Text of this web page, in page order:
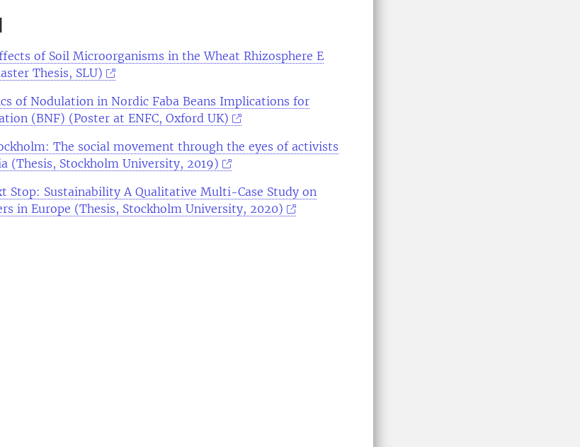
of Soil Microorganisms in the Wheat Rhizosphere E
Thesis, SLU)
of Nodulation in Nordic Faba Beans Implications for
(BNF) (Poster at ENFC, Oxford UK)
The social movement through the eyes of activists
(Thesis, Stockholm University, 2019)
Stop: Sustainability A Qualitative Multi-Case Study on
in Europe (Thesis, Stockholm University, 2020)